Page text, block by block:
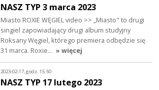
NASZ TYP 3 marca 2023
Miasto ROXIE WĘGIEL video >> „Miasto" to drugi
singiel zapowiadający drugi album studyjny
Roksany Węgiel, którego premiera odbędzie się
31 marca. Roxie… » więcej
2023-02-17, godz. 15:50
NASZ TYP 17 lutego 2023